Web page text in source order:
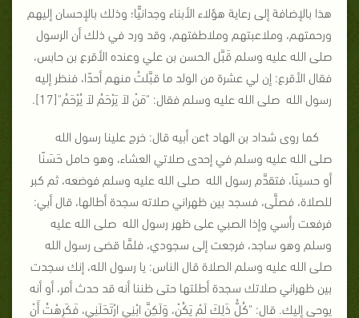
هذا بالإضافة إلى رعاية هؤلاء الأبناء وجدانيًّا؛ وذلك بالإحسان إليهم
ورحمتهم، وملاعبتهم وملاطفتهم، وقد ورد في ذلك أن الرسول
صلى الله عليه وسلم قَبَّل الحسن بن علي وعنده الأقرع بن حابس،
فقال الأقرع: إن لي عشرة من الولد ما قبَّلتُ منهم أحدًا، فنظر إليه
رسول الله صلى الله عليه وسلم فقال: "مَنْ لاَ يَرْحَمُ لاَ يُرْحَمُ"[17].
كما روى شداد بن الهاد tعن أبيه قال: خرج علينا رسول الله
صلى الله عليه وسلم في إحدى صلاتي العشاء، وهو حامل حَسَنًا
أو حسينًا، فتقدَّم رسول الله صلى الله عليه وسلم فوضعه، ثم كبر
للصلاة، فصلَّى، فسجد بين ظهراني صلاته سجدة أطالها، قال أبي:
فرفعت رأسي وإذا الصبي على ظهر رسول الله صلى الله عليه
وسلم وهو ساجد، فرجعت إلى سجودي، فلمَّا قضى رسول الله
صلى الله عليه وسلم الصلاة قال الناس: يا رسول الله، إنك سجدت
بين ظهراني صلاتك سجدة أطلتها حتى ظننا أنه قد حدث أمر، أو أنه
يوحى إليك. قال: "كُلُّ ذَلِكَ لَمْ يَكُنْ، وَلَكِنَّ ابْنِي ارْتَحَلَنِي، فَكَرِهْتُ أَنْ